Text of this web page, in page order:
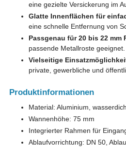
eine gezielte Versickerung im
Glatte Innenflächen für
eine schnelle Entfernung von
Passgenau für 20 bis 22 mm
passende Metallroste geeignet.
Vielseitige
private, gewerbliche und
Produktinformationen
Material: Aluminium,
Wannenhöhe: 75 mm
Integrierter Rahmen für
Ablaufvorrichtung: DN 50,